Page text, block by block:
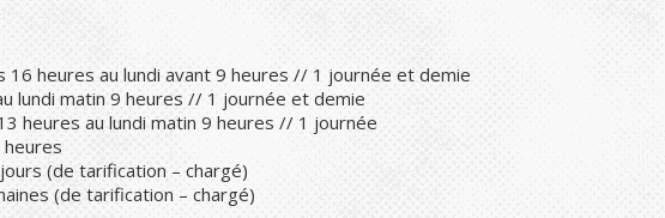
16 heures au lundi avant 9 heures // 1 journée et demie
lundi matin 9 heures // 1 journée et demie
heures au lundi matin 9 heures // 1 journée
(de tarification – chargé)
(de tarification – chargé)